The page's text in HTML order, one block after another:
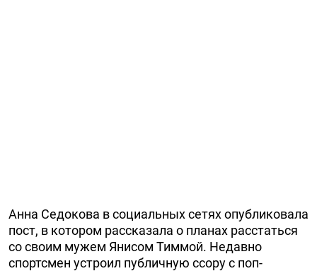
Анна Седокова в социальных сетях опубликовала
пост, в котором рассказала о планах расстаться
со своим мужем Янисом Тиммой. Недавно
спортсмен устроил публичную ссору с поп-